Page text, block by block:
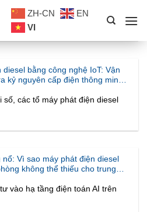
ZH-CN
EN
VI
bằng công nghệ IoT: Vận
kỷ nguyên cấp điện thông minh
các tổ máy phát điện diesel
Vì sao máy phát điện diesel
không thể thiếu cho trung
vào hạ tầng điện toán AI trên